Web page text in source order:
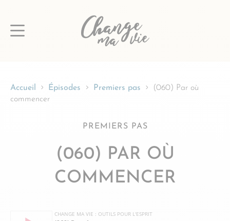
au
Accueil Épisodes Premiers pas
(060) Par où
commencer
PREMIERS PAS
(060) PAR OÙ
COMMENCER